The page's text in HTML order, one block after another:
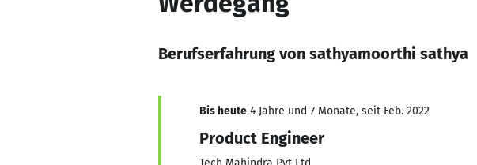
Berufserfahrung von sathyamoorthi sathya
Bis heute 4 Jahre und 7 Monate, seit Feb. 2022
Product Engineer